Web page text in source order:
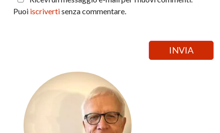
Puoi iscrivertisenza commentare.